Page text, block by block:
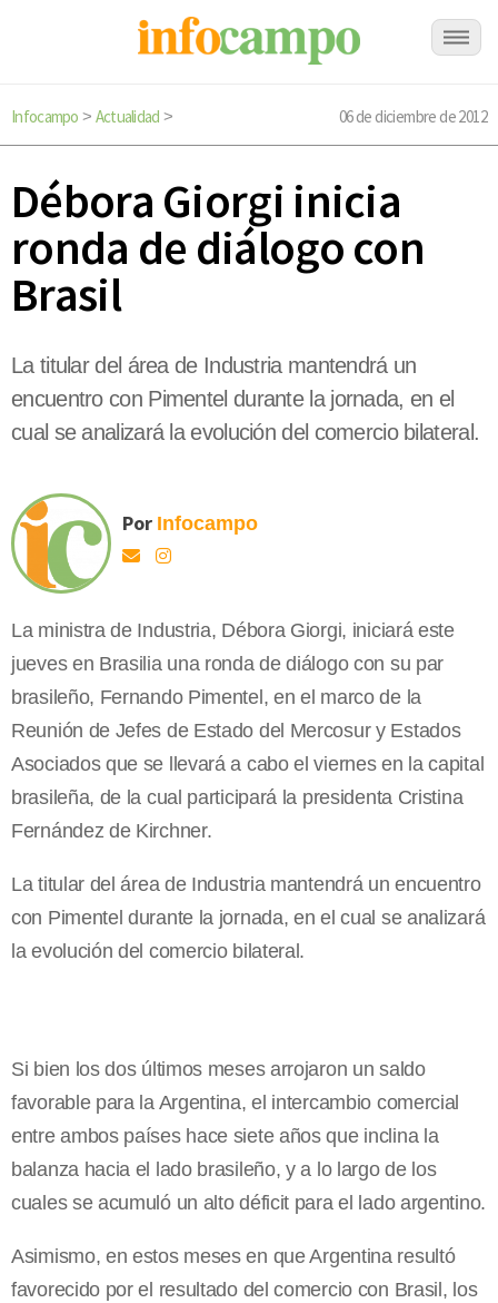
Infocampo > Actualidad > 06 de diciembre de 2012
Débora Giorgi inicia
ronda de diálogo con
Brasil
La titular del área de Industria mantendrá un
encuentro con Pimentel durante la jornada, en el
cual se analizará la evolución del comercio bilateral.
Por Infocampo
La ministra de Industria, Débora Giorgi, iniciará este
jueves en Brasilia una ronda de diálogo con su par
brasileño, Fernando Pimentel, en el marco de la
Reunión de Jefes de Estado del Mercosur y Estados
Asociados que se llevará a cabo el viernes en la capital
brasileña, de la cual participará la presidenta Cristina
Fernández de Kirchner.
La titular del área de Industria mantendrá un encuentro
con Pimentel durante la jornada, en el cual se analizará
la evolución del comercio bilateral.
Si bien los dos últimos meses arrojaron un saldo
favorable para la Argentina, el intercambio comercial
entre ambos países hace siete años que inclina la
balanza hacia el lado brasileño, y a lo largo de los
cuales se acumuló un alto déficit para el lado argentino.
Asimismo, en estos meses en que Argentina resultó
favorecido por el resultado del comercio con Brasil, los